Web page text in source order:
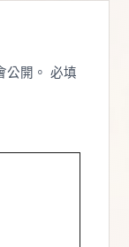
公開。 必填